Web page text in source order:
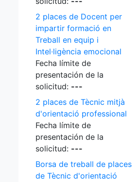
2 places de Docent per
impartir formació en
Treball en equip i
Intel·ligència emocional
Fecha límite de
presentación de la
solicitud: ---
2 places de Tècnic mitjà
d'orientació professional
Fecha límite de
presentación de la
solicitud: ---
Borsa de treball de places
de Tècnic d'orientació